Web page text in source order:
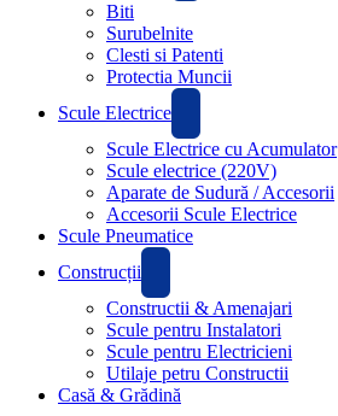
Biti
Surubelnite
Clesti si Patenti
Protectia Muncii
Scule Electrice
Scule Electrice cu Acumulator
Scule electrice (220V)
Aparate de Sudură / Accesorii
Accesorii Scule Electrice
Scule Pneumatice
Construcții
Constructii & Amenajari
Scule pentru Instalatori
Scule pentru Electricieni
Utilaje petru Constructii
Casă & Grădină